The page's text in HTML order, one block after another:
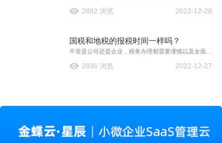
的营业收入来计算的，所以企业到底每个月的营业额或
马虎。如果报税数据和企业真实的营收不相符，会导致
两种情况，一方面让企业利益受损，另一方面则有可能
2022-12-28
2882 浏览
国税和地税的报税时间一样吗？
不管是公司还是企业，税务办理都需要谨慎以及全面，
有国税和地税。那么，大家知道国税和地税的报税时间
2022-12-27
2836 浏览